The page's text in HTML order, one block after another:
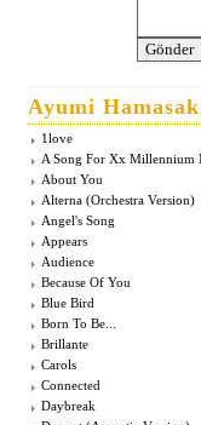
Ayumi
1love
A Song For Xx Millennium
About You
Alterna (Orchestra Version)
Angel's Song
Appears
Audience
Because Of You
Blue Bird
Born To Be...
Brillante
Carols
Connected
Daybreak